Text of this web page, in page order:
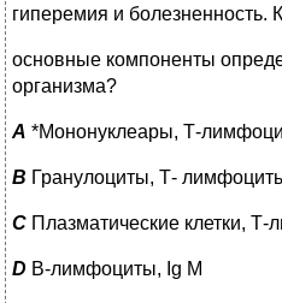
гиперемия и болезненность.
основные компоненты
организма?
A *Мононуклеары, Т-
B Гранулоциты, Т-
C Плазматические клетки,
D В-лимфоциты, Ig М